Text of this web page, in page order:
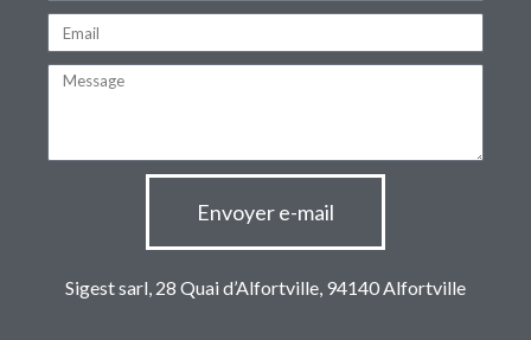
Envoyer e-mail
Sigest sarl, 28 Quai d’Alfortville, 94140 Alfortville